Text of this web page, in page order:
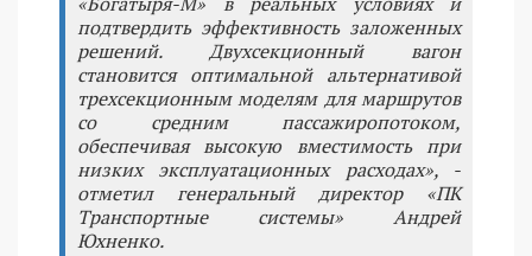
подтвердить эффективность заложенных
решений. Двухсекционный вагон
становится оптимальной альтернативой
трехсекционным моделям для маршрутов
со средним пассажиропотоком,
обеспечивая высокую вместимость при
низких эксплуатационных расходах», -
отметил генеральный директор «ПК
Транспортные системы» Андрей
Юхненко.